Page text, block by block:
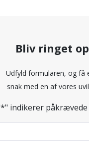
Bliv ringet
Udfyld formularen, og få
snak med en af vores
*" indikerer